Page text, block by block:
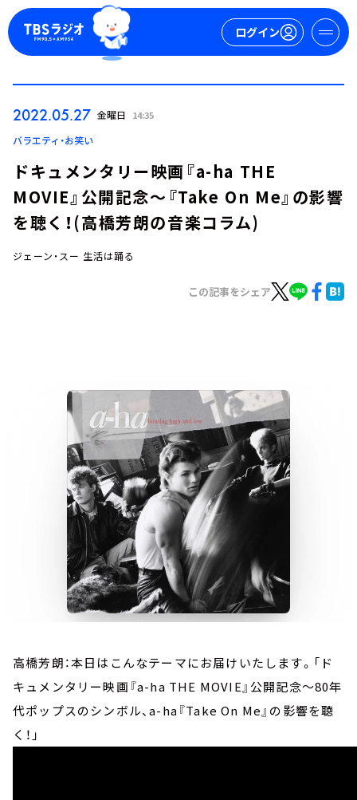
ログイン
ログイン
YouTube
会社情報
2022.05.27 金曜日 14:35
バラエティ・お笑い
ドキュメンタリー映画『a-ha THE
MOVIE』公開記念～『Take On Me』の影響
を聴く！(高橋芳朗の音楽コラム)
ジェーン・スー 生活は踊る
この記事をシェア
高橋芳朗：本日はこんなテーマにお届けいたします。「ド
キュメンタリー映画『a-ha THE MOVIE』公開記念～80年
代ポップスのシンボル、a-ha『Take On Me』の影響を聴
く！」